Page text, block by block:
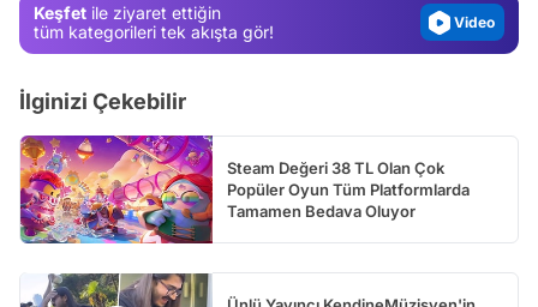
Keşfet ile ziyaret ettiğin
tüm kategorileri tek akışta gör!
Video
İlginizi Çekebilir
Steam Değeri 38 TL Olan Çok
Popüler Oyun Tüm Platformlarda
Tamamen Bedava Oluyor